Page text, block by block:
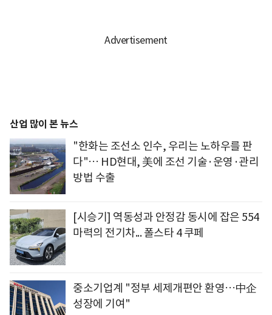
산업 많이 본 뉴스
"한화는 조선소 인수, 우리는 노하우를 판
다"… HD현대, 美에 조선 기술·운영·관리
방법 수출
[시승기] 역동성과 안정감 동시에 잡은 554
마력의 전기차... 폴스타 4 쿠페
중소기업계 "정부 세제개편안 환영…中企
성장에 기여"